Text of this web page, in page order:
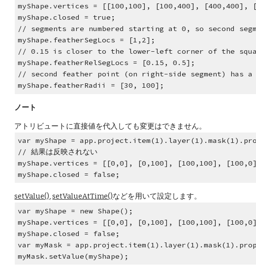
myShape.vertices = [[100,100], [100,400], [400,400],
myShape.closed = true;
// segments are numbered starting at 0, so second
myShape.featherSegLocs = [1,2];
// 0.15 is closer to the lower-left corner of the
myShape.featherRelSegLocs = [0.15, 0.5];
// second feather point (on right-side segment) has
myShape.featherRadii = [30, 100];
ノート
アトリビュートに直接値を代入しても変更はできません。
var myShape =
// 結果は反映されない
myShape.vertices = [[0,0], [0,100], [100,100],
myShape.closed = false;
setValue(), setValueAtTime()などを用いて設定します。
var myShape = new Shape();
myShape.vertices = [[0,0], [0,100], [100,100],
myShape.closed = false;
var myMask =
myMask.setValue(myShape);